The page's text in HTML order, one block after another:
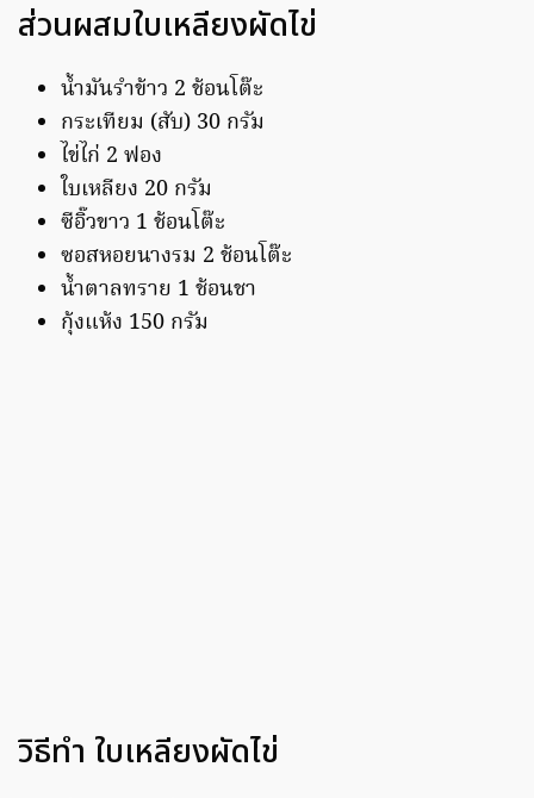
ส่วนผสมใบเหลียงผัดไข่
น้ำมันรำข้าว 2 ช้อนโต๊ะ
กระเทียม (สับ) 30 กรัม
ไข่ไก่ 2 ฟอง
ใบเหลียง 20 กรัม
ซีอิ๊วขาว 1 ช้อนโต๊ะ
ซอสหอยนางรม 2 ช้อนโต๊ะ
น้ำตาลทราย 1 ช้อนชา
กุ้งแห้ง 150 กรัม
วิธีทำ ใบเหลียงผัดไข่